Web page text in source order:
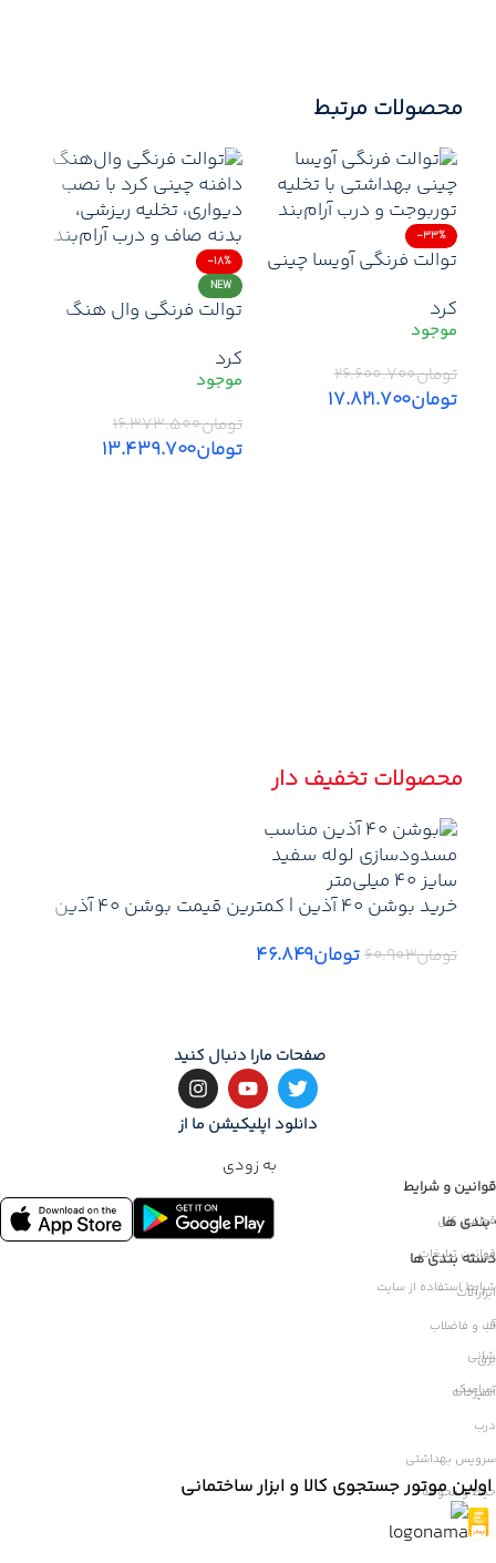
محصولات مرتبط
-33%
توالت فرنگی آویسا چینی
توربوجت دوزمانه و درب
آرام‌بند | نصب زمینی و
مصرف آب بهینه
کرد
تومان۲۶.۶۰۰.۷۰۰
تومان۱۷.۸۲۱.۷۰۰
-18%
NEW
توالت فرنگی وال هنگ
فلاشینگ ریزشی | نصب
دیواری و درب آرام‌بند
کرد
تومان۱۶.۳۷۳.۵۰۰
تومان۱۳.۴۳۹.۷۰۰
محصولات تخفیف دار
خرید بوشن 40 آذین | کمترین قیمت بوشن 40 آذین
تومان۶۰.۹۰۳تومان۴۶.۸۴۹
دانلود اپلیکیشن ما از
به زودی
صفحات مارا دنبال کنید
دسته بندی ها
ابزارآلات
آب و فاضلاب
برق
آشپزخانه
درب
سرویس بهداشتی
حیاط و محوطه
ها
قوانین و شرایط
قوانین کلی
قوانین تبلیغات
شرایط استفاده از سایت
اولین موتور جستجوی کالا و ابزار ساختمانی